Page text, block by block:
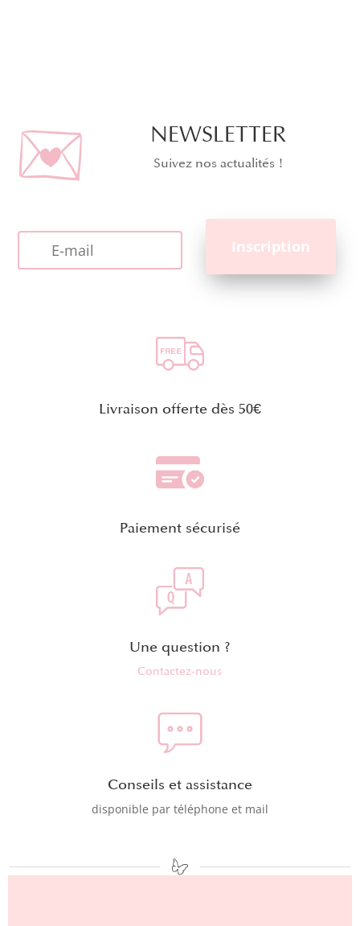
NEWSLETTER
Suivez nos actualités !
Livraison offerte dès 50€
Paiement sécurisé
Une question ?
Contactez-nous
Conseils et assistance
disponible par téléphone et mail